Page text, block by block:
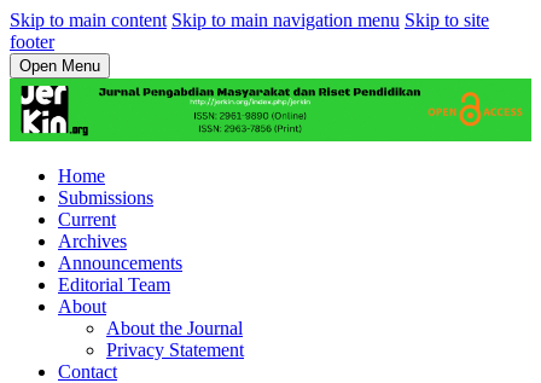
Skip to main content Skip to main navigation menu Skip to site
footer
Open Menu
Home
Submissions
Current
Archives
Announcements
Editorial Team
About
About the Journal
Privacy Statement
Contact